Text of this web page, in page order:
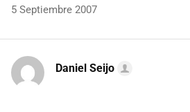
5 Septiembre 2007
Daniel Seijo